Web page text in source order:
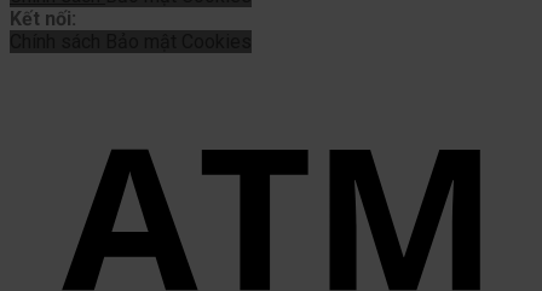
Kết nối: